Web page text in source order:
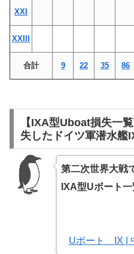
XXI
XXIII
合計 9 22 35 86
【IXA型Uboat損失一
失したドイツ軍潜水艦
第二次世界大戦
IXA型Uボート一
Uボート IX |